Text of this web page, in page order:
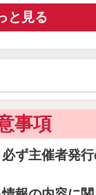
と見る
事項
ず主催者発